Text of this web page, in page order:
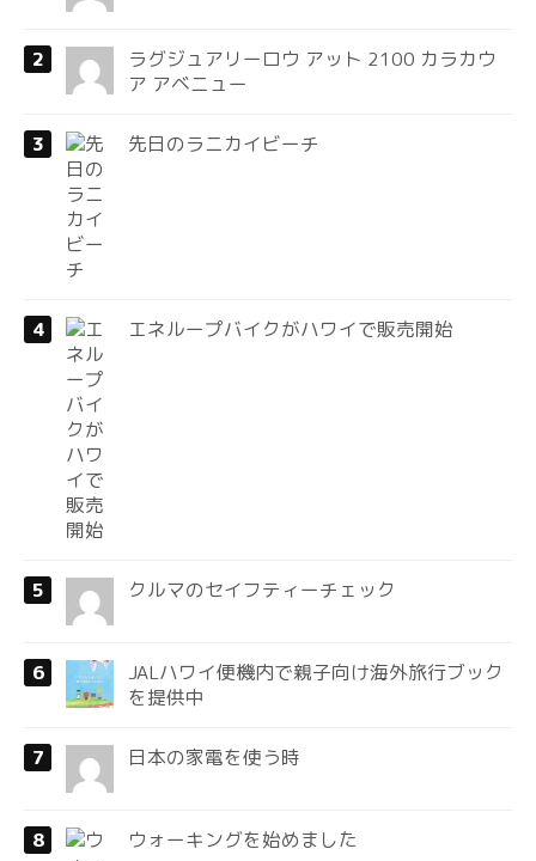
ラグジュアリーロウ アット 2100 カラカウ
ア アベニュー
先日のラニカイビーチ
エネループバイクがハワイで販売開始
クルマのセイフティーチェック
JALハワイ便機内で親子向け海外旅行ブック
を提供中
日本の家電を使う時
ウォーキングを始めました